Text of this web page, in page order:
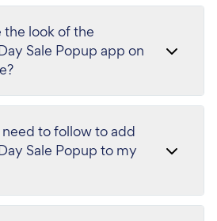
the look of the
Sale Popup app on
to follow to add
Sale Popup to my